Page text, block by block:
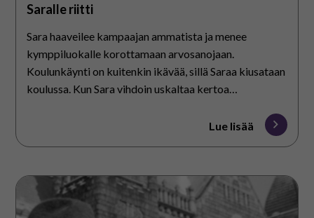
Saralle riitti
Sara haaveilee kampaajan ammatista ja menee
kymppiluokalle korottamaan arvosanojaan.
Koulunkäynti on kuitenkin ikävää, sillä Saraa kiusataan
koulussa. Kun Sara vihdoin uskaltaa kertoa
Lue lisää
Julkisuuden
henkilöitä